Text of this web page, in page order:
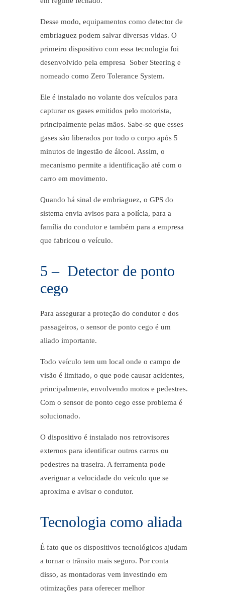
Desse modo, equipamentos como detector de
embriaguez podem salvar diversas vidas. O
primeiro dispositivo com essa tecnologia foi
desenvolvido pela empresa Sober Steering e
nomeado como Zero Tolerance System.
Ele é instalado no volante dos veículos para
capturar os gases emitidos pelo motorista,
principalmente pelas mãos. Sabe-se que esses
gases são liberados por todo o corpo após 5
minutos de ingestão de álcool. Assim, o
mecanismo permite a identificação até com o
carro em movimento.
Quando há sinal de embriaguez, o GPS do
sistema envia avisos para a polícia, para a
família do condutor e também para a empresa
que fabricou o veículo.
5 – Detector de ponto
cego
Para assegurar a proteção do condutor e dos
passageiros, o sensor de ponto cego é um
aliado importante.
Todo veículo tem um local onde o campo de
visão é limitado, o que pode causar acidentes,
principalmente, envolvendo motos e pedestres.
Com o sensor de ponto cego esse problema é
solucionado.
O dispositivo é instalado nos retrovisores
externos para identificar outros carros ou
pedestres na traseira. A ferramenta pode
averiguar a velocidade do veículo que se
aproxima e avisar o condutor.
Tecnologia como aliada
É fato que os dispositivos tecnológicos ajudam
a tornar o trânsito mais seguro. Por conta
disso, as montadoras vem investindo em
otimizações para oferecer melhor